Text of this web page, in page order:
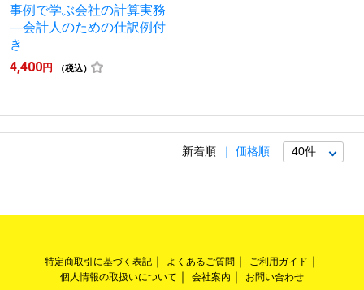
事例で学ぶ会社の計算実務
―会計人のための仕訳例付
き
4,400円 （税込）
新着順 価格順
特定商取引に基づく表記 よくあるご質問
ご利用ガイド
個人情報の取扱いについて
会社案内 お問い合わせ